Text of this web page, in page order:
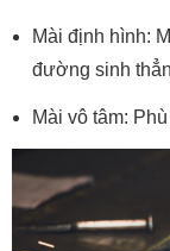
Mài định hình:
đường sinh
Mài vô tâm: